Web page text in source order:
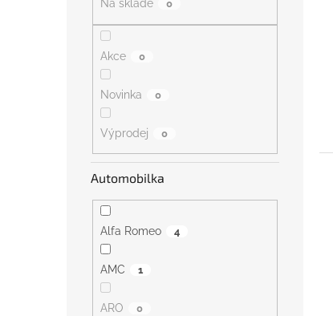
Na skladě 0
Akce 0
Novinka 0
Výprodej 0
Automobilka
Alfa Romeo 4
AMC 1
ARO 0